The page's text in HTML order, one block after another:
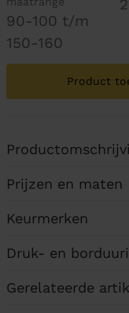
90-100 t/m
150-160
Product
Prijzen en maten
Keurmerken
Druk- en
Gerelateerde